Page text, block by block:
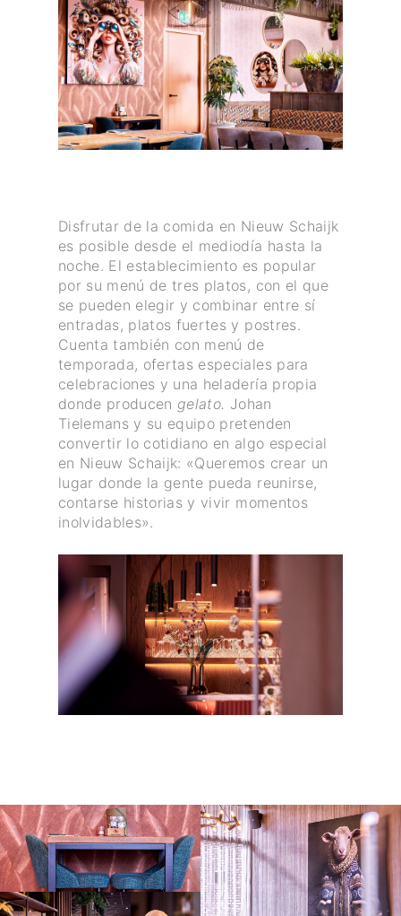
Disfrutar de la comida en Nieuw Schaijk
es posible desde el mediodía hasta la
noche. El establecimiento es popular
por su menú de tres platos, con el que
se pueden elegir y combinar entre sí
entradas, platos fuertes y postres.
Cuenta también con menú de
temporada, ofertas especiales para
celebraciones y una heladería propia
donde producen gelato. Johan
Tielemans y su equipo pretenden
convertir lo cotidiano en algo especial
en Nieuw Schaijk: «Queremos crear un
lugar donde la gente pueda reunirse,
contarse historias y vivir momentos
inolvidables».